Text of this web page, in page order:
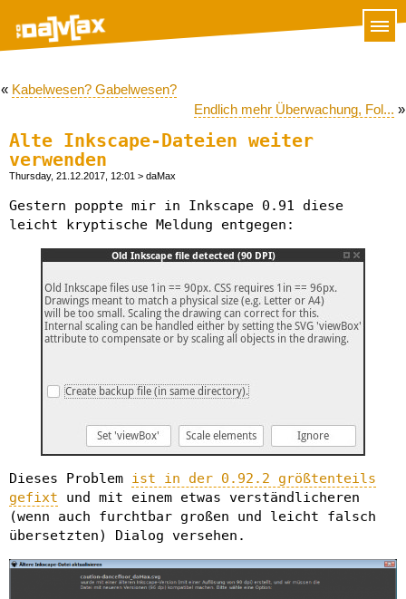
« Kabelwesen? Gabelwesen?
Endlich mehr Überwachung, Fol... »
Alte Inkscape-Dateien weiter
verwenden
Thursday, 21.12.2017, 12:01 > daMax
Gestern poppte mir in Inkscape 0.91 diese
leicht kryptische Meldung entgegen:
Dieses Problem ist in der 0.92.2 größtenteils
gefixt und mit einem etwas verständlicheren
(wenn auch furchtbar großen und leicht falsch
übersetzten) Dialog versehen.